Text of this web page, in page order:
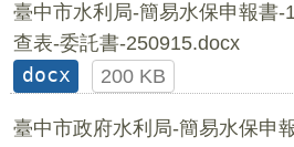
臺中市水利局-簡易水保申報書-
查表-委託書-250915.docx
docx
200 KB
臺中市政府水利局-簡易水保申